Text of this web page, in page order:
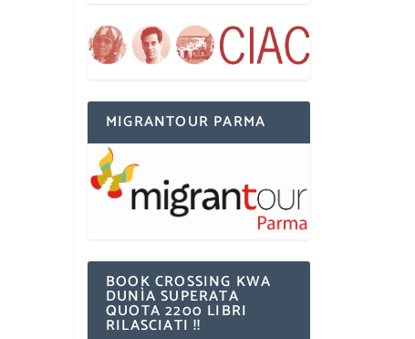
MIGRANTOUR PARMA
BOOK CROSSING KWA
DUNÌA SUPERATA
QUOTA 2200 LIBRI
RILASCIATI !!